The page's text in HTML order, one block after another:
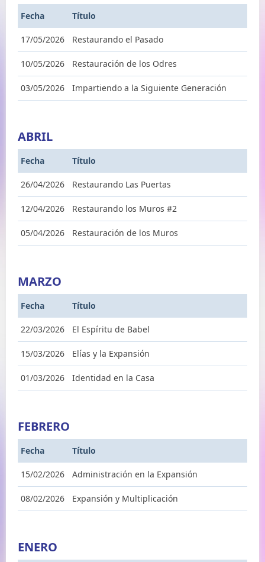
Fecha Título
17/05/2026 Restaurando el Pasado
10/05/2026 Restauración de los Odres
03/05/2026 Impartiendo a la Siguiente Generación
ABRIL
Fecha Título
26/04/2026 Restaurando Las Puertas
12/04/2026 Restaurando los Muros #2
05/04/2026 Restauración de los Muros
MARZO
Fecha Título
22/03/2026 El Espíritu de Babel
15/03/2026 Elías y la Expansión
01/03/2026 Identidad en la Casa
FEBRERO
Fecha Título
15/02/2026 Administración en la Expansión
08/02/2026 Expansión y Multiplicación
ENERO